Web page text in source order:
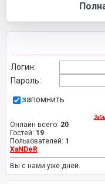
Логин:
Пароль:
запомнить
Онлайн всего: 20
Гостей: 19
Пользователей: 1
XaNDeR
Вы с нами уже дней.